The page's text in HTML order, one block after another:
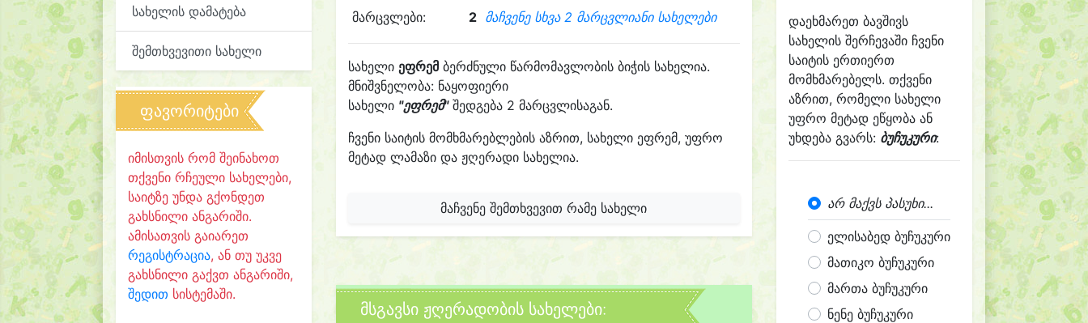
სახელის დამატება
შემთხვევითი სახელი
ფავორიტები
იმისთვის რომ შეინახოთ
თქვენი რჩეული სახელები,
საიტზე უნდა გქონდეთ
გახსნილი ანგარიში.
ამისათვის გაიარეთ
რეგისტრაცია, ან თუ უკვე
გახსნილი გაქვთ ანგარიში,
შედით სისტემაში.
მარცვლები:
2 მაჩვენე სხვა 2 მარცვლიანი სახელები
სახელი ეფრემბერძნული წარმომავლობის ბიჭის სახელია.
მნიშვნელობა: ნაყოფიერი
სახელი "ეფრემ"შედგება 2 მარცვლისაგან.
ჩვენი საიტის მომხმარებლების აზრით, სახელი ეფრემ, უფრო
მეტად ლამაზი და ჟღერადი სახელია.
მაჩვენე შემთხვევით რამე სახელი
მსგავსი ჟღერადობის სახელები:
დაეხმარეთ ბავშივს
სახელის შერჩევაში ჩვენი
საიტის ერთიერთ
მომხმარებელს. თქვენი
აზრით, რომელი სახელი
უფრო მეტად ეწყობა ან
უხდება გვარს: ბუჩუკური:
არ მაქვს პასუხი...
ელისაბედ ბუჩუკური
მათიკო ბუჩუკური
მართა ბუჩუკური
ნენე ბუჩუკური